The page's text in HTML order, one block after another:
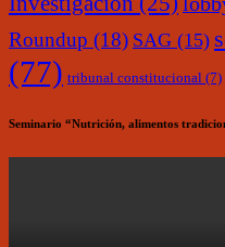
Roundup (18) SAG (15)
(77) tribunal constitucional (7)
Seminario “Nutrición, alimentos